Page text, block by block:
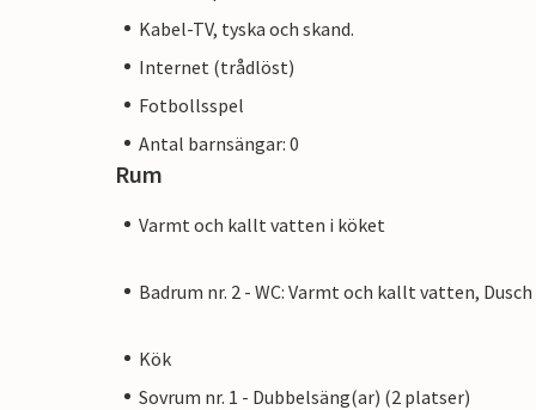
Kabel-TV, tyska och skand.
Internet (trådlöst)
Fotbollsspel
Antal barnsängar: 0
Rum
Varmt och kallt vatten i köket
Badrum nr. 2 - WC: Varmt och kallt vatten, Dusch
Kök
Sovrum nr. 1 - Dubbelsäng(ar) (2 platser)